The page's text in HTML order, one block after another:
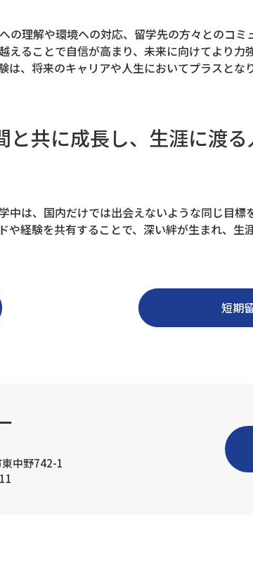
の理解や環境への対応、留学先の方々とのコ
えることで自信が高まり、未来に向けてより力
、将来のキャリアや人生においてプラスとな
と共に成長し、生涯に渡
中は、国内だけでは出会えないような同じ目標
や経験を共有することで、深い絆が生まれ、生
短期
中野742-1